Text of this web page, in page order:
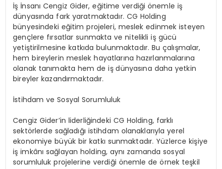
İş İnsanı Cengiz Gider, eğitime verdiği önemle iş
dünyasında fark yaratmaktadır. CG Holding
bünyesindeki eğitim projeleri, meslek edinmek isteyen
gençlere fırsatlar sunmakta ve nitelikli iş gücü
yetiştirilmesine katkıda bulunmaktadır. Bu çalışmalar,
hem bireylerin meslek hayatlarına hazırlanmalarına
olanak tanımakta hem de iş dünyasına daha yetkin
bireyler kazandırmaktadır.
İstihdam ve Sosyal Sorumluluk
Cengiz Gider’in liderliğindeki CG Holding, farklı
sektörlerde sağladığı istihdam olanaklarıyla yerel
ekonomiye büyük bir katkı sunmaktadır. Yüzlerce kişiye
iş imkânı sağlayan holding, aynı zamanda sosyal
sorumluluk projelerine verdiği önemle de örnek teşkil